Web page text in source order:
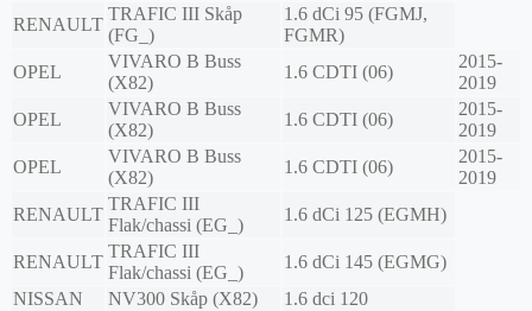
RENAULT
TRAFIC III Skåp
(FG_)
1.6 dCi 95 (FGMJ,
FGMR)
OPEL
VIVARO B Buss
(X82)
1.6 CDTI (06)
2015-
2019
OPEL
VIVARO B Buss
(X82)
1.6 CDTI (06)
2015-
2019
OPEL
VIVARO B Buss
(X82)
1.6 CDTI (06)
2015-
2019
RENAULT
TRAFIC III
Flak/chassi (EG_)
1.6 dCi 125 (EGMH)
RENAULT
TRAFIC III
Flak/chassi (EG_)
1.6 dCi 145 (EGMG)
NISSAN
NV300 Skåp (X82)
1.6 dci 120